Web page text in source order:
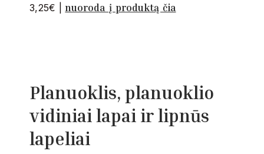
3,25€ |nuoroda į produktą čia
Planuoklis, planuoklio
vidiniai lapai ir lipnūs
lapeliai